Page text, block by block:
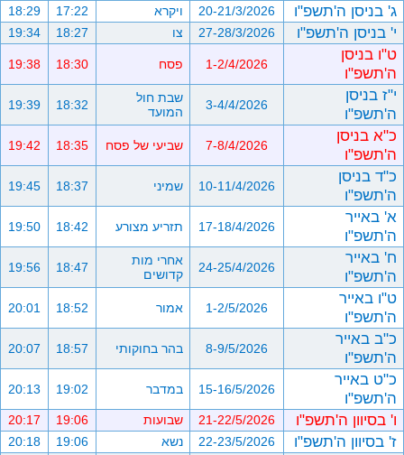
ג' בניסן ה'תשפ"ו 20-21/3/2026 ויקרא 17:22
18:29
י' בניסן ה'תשפ"ו 27-28/3/2026 צו 18:27
19:34
ט"ו בניסן
ה'תשפ"ו
1-2/4/2026 פסח 18:30
19:38
י"ז בניסן
ה'תשפ"ו
3-4/4/2026
שבת חול
המועד
18:32
19:39
כ"א בניסן
ה'תשפ"ו
7-8/4/2026 שביעי של פסח 18:35
19:42
כ"ד בניסן
ה'תשפ"ו
10-11/4/2026 שמיני 18:37
19:45
א' באייר
ה'תשפ"ו
17-18/4/2026 תזריע מצורע 18:42
19:50
ח' באייר
ה'תשפ"ו
24-25/4/2026
אחרי מות
קדושים
18:47
19:56
ט"ו באייר
ה'תשפ"ו
1-2/5/2026 אמור 18:52
20:01
כ"ב באייר
ה'תשפ"ו
8-9/5/2026 בהר בחוקותי 18:57
20:07
כ"ט באייר
ה'תשפ"ו
15-16/5/2026 במדבר 19:02
20:13
ו' בסיוון ה'תשפ"ו 21-22/5/2026 שבועות 19:06
20:17
ז' בסיוון ה'תשפ"ו 22-23/5/2026 נשא 19:06
20:18